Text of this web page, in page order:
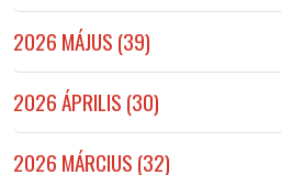
2026 MÁJUS (39)
2026 ÁPRILIS (30)
2026 MÁRCIUS (32)